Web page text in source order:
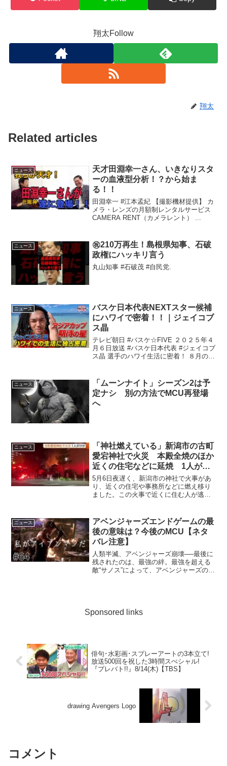
翔太Follow
翔太
Related articles
ニュース
天才田淵幸一さん、いきなりスタ
ーの血液型分析！？から始ま
る！！
田淵幸一 #江本孟紀 【撮影機材提供】 カ
メラ・レンズの月額制レンタルサービス
CAMERA RENT（カメラレント） ...
ニュース
㊗️210万再生！島根県知事、石破
政権にハッキリ言う
丸山知事 #石破茂 #自民党.
ニュース
バスケ日本代表NEXTスター候補
にハワイで密着！！｜ジェイコブ
ス晶
テレビ朝日 #バスケ☆FIVE ２０２５年４
月６日放送 #バスケ日本代表 #ジェイコブ
ス晶 選手のハワイ生活に密着！ ８月のア
ニュース
「ムーンナイト」シーズン2は予
定ナシ 別の方法でMCU再登場
へ
ニュース
「神社燃えている」新潟市の古町
愛宕神社で火災 本殿全焼のほか
近くの住宅などに延焼 1人が逃
げる際にケガ (26/05/07 19:02)
5月6日夜遅く、新潟市の神社で火事があ
り、近くの住宅や事務所などに燃え移り
ました。この火事で近くに住む人が逃げ
ニュース
アベンジャーズエンドゲームの最
後の意味は？今後のMCU【ネタ
バレ注意】
人類半滅、アベンジャーズ崩壊──最後に
残されたのは、最強の絆。最強を超える
敵“サノス”によって、アベンジャーズのメ
Sponsored links
俳句･水彩画･スプレーアートの3本立て!
放送500回を祝した3時間スぺシャル!
『プレバト!!』8/14(木)【TBS】
drawing Avengers Logo
コメント